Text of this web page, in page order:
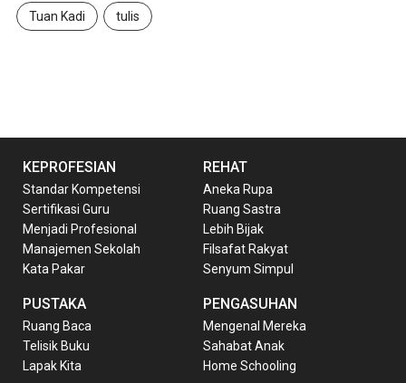
Tuan Kadi tulis
KEPROFESIAN
Standar Kompetensi
Sertifikasi Guru
Menjadi Profesional
Manajemen Sekolah
Kata Pakar
PUSTAKA
Ruang Baca
Telisik Buku
Lapak Kita
REHAT
Aneka Rupa
Ruang Sastra
Lebih Bijak
Filsafat Rakyat
Senyum Simpul
PENGASUHAN
Mengenal Mereka
Sahabat Anak
Home Schooling